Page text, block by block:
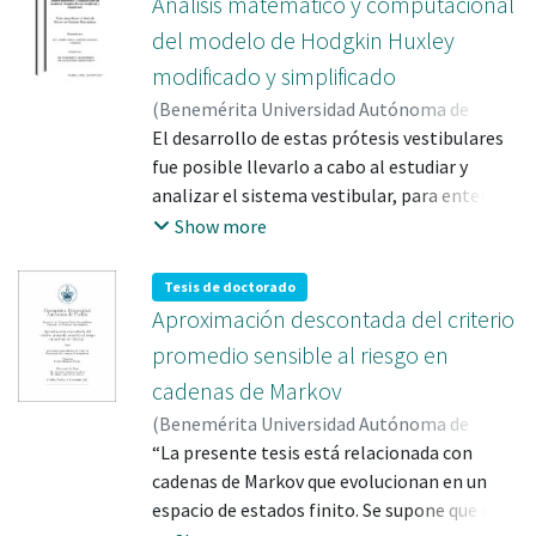
salud o el desempeño del ser humano.
Algunas enfermedades y bajos rendimientos
del hombre que se han estudiado están
relacionados a la disminución de la habilidad
para mantener el equilibrio, esta
disminución aumenta las probabilidades de
una caída; también la perdida de equilibrio y
que los reflejos al darse una caída sean
del modelo de Hodgkin Huxley
modificado y simplificado
(Benemérita Universidad Autónoma de
Puebla,2017-08 )Angeles Vázquez, María
Alicia Lizbeth;ANGELES VAZQUEZ, MARIA
ALICIA LIZBETH; 162005;GREBENNIKOV,
ALEXANDRE; 21738
El desarrollo de estas prótesis vestibulares
fue posible llevarlo a cabo al estudiar y
analizar el sistema vestibular, para entender
y mejorar este tipo de sistemas biológicos
matemáticos que reproducen los datos
experimentales, y que permiten introducir
mejoras o realizar simulaciones bajo
distintas condiciones que en los
experimentos reales serıan difíciles de
realizar, es decir, considerar tiempos
mayores de estımulo, aumentar el estımulo,
considerar condiciones extremas, etc. En
este trabajo se considera como base la
Show more
Tesis de doctorado
Aproximación descontada del criterio
promedio sensible al riesgo en
cadenas de Markov
(Benemérita Universidad Autónoma de
Puebla,2021-11-04)Blancas Rivera, Rubén
BLANCAS RIVERA, RUBEN; 772747;Cavazos
Cadena, Rolando; 2433;CRUZ SUAREZ, HUGO
“La presente tesis está relacionada con
cadenas de Markov que evolucionan en un
espacio de estados finito. Se supone que cada